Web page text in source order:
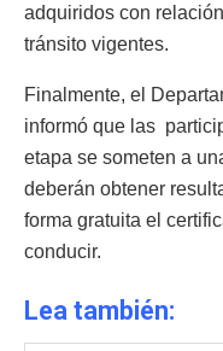
adquiridos con
tránsito vigentes.
Finalmente, el
informó que las
etapa se someten a
deberán obtener
forma gratuita el
conducir.
Lea también: